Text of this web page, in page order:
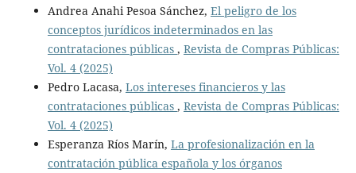
Andrea Anahi Pesoa Sánchez, El peligro de los
conceptos jurídicos indeterminados en las
contrataciones públicas , Revista de Compras Públicas:
Vol. 4 (2025)
Pedro Lacasa, Los intereses financieros y las
contrataciones públicas , Revista de Compras Públicas:
Vol. 4 (2025)
Esperanza Ríos Marín, La profesionalización en la
contratación pública española y los órganos